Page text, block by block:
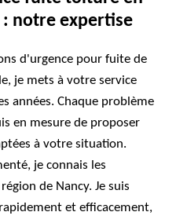
notre expertise
d'urgence pour fuite de
je mets à votre service
années. Chaque problème
en mesure de proposer
à votre situation.
je connais les
de Nancy. Je suis
et efficacement,